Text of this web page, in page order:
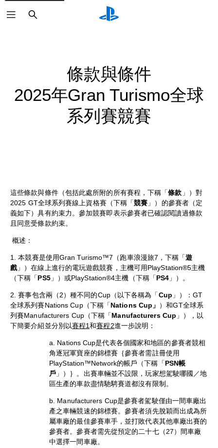
搜
尋
條款與條件
2025年Gran Turismo全球
系列賽競賽
這些條款與條件（包括此處所附的所有賽程，下稱「條款 」）對
2025 GT全球系列賽線上資格賽（下稱「競賽 」）的參賽者（定
義如下）具有約束力。參加競賽即表示參賽者已確認閱讀過條款
且同意受條款約束。
概述：
1. 本競賽是使用Gran Turismo™7（跑車浪漫旅7，下稱「遊
戲」）在線上進行的電玩遊戲競賽，主機可用PlayStation®5主機
（下稱「PS5」）或PlayStation®4主機（下稱「PS4 」）。
2. 賽事包含兩（2）種不同的Cup（以下各稱為「Cup 」）：GT
全球系列賽Nations Cup（下稱「Nations Cup」 ）和GT全球系
列賽Manufacturers Cup（下稱「Manufacturers Cup 」），以
下簡要介紹並分別以賽程1和賽程2進一步說明：
a. Nations Cup是代表各個國家和地區的參賽者競相
角逐冠軍寶座的錦標賽｛參賽者需註冊使用
PlayStation™Network的帳戶（下稱「PSN帳
戶 」）｝。出賽車輛並不設限，玩家想駕駛哪國／地
區生產的車款盡情馳騁賽道都沒有限制。
b. Manufacturers Cup是參賽者駕駛僅由一間車廠出
產之車輛競速的錦標賽。參賽者須先脫穎而出成為所
屬車廠的最佳參賽車手，並打敗代表其他車廠出賽的
參賽者。參賽者需先從預定的二十七（27）間車廠
中選擇一間車廠。